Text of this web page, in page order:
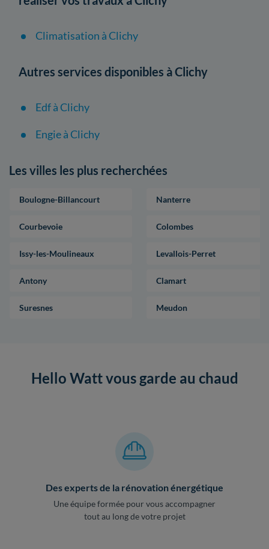
Climatisation à Clichy
Autres services disponibles à Clichy
Edf à Clichy
Engie à Clichy
Les villes les plus recherchées
Boulogne-Billancourt Nanterre
Courbevoie Colombes
Issy-les-Moulineaux Levallois-Perret
Antony Clamart
Suresnes Meudon
Hello Watt vous garde au chaud
Des experts de la rénovation énergétique
Une équipe formée pour vous accompagner
tout au long de votre projet